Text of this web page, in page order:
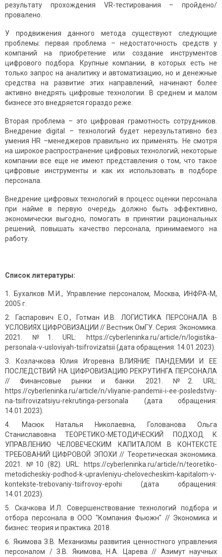
результату прохождения VR-тестирования – пройдено/
провалено.
У продвижения данного метода существуют следующие
проблемы: первая проблема – недостаточность средств у
компаний на приобретение или создание инструментов
цифрового подбора. Крупные компании, в которых есть не
только запрос на аналитику и автоматизацию, но и денежные
средства на развитие этих направлений, начинают более
активно внедрять цифровые технологии. В среднем и малом
бизнесе это внедряется гораздо реже.
Вторая проблема – это цифровая грамотность сотрудников.
Внедрение digital – технологий будет нерезультативно без
умения HR –менеджеров правильно их применять. Не смотря
на широкое распространение цифровых технологий, некоторые
компании все еще не имеют представления о том, что такое
цифровые инструменты и как их использовать в подборе
персонала.
Внедрение цифровых технологий в процесс оценки персонала
при найме в первую очередь должно быть эффективно,
экономически выгодно, помогать в принятии рациональных
решений, повышать качество персонала, принимаемого на
работу.
Список литературы:
Бухалков М.И., Управление персоналом, Москва, ИНФРА-М,
2005 г.
Гаспарович Е.О., Готман И.В. ЛОГИСТИКА ПЕРСОНАЛА В
УСЛОВИЯХ ЦИФРОВИЗАЦИИ // Вестник ОмГУ. Серия: Экономика.
2021. №1. URL: https://cyberleninka.ru/article/n/logistika-
personala-v-usloviyah-tsifrovizatsii (дата обращения: 14.01.2023).
Козлачкова Юлия Игоревна ВЛИЯНИЕ ПАНДЕМИИ И ЕЕ
ПОСЛЕДСТВИЙ НА ЦИФРОВИЗАЦИЮ РЕКРУТИНГА ПЕРСОНАЛА
// Финансовые рынки и банки. 2021. №2. URL:
https://cyberleninka.ru/article/n/vliyanie-pandemii-i-ee-posledstviy-
na-tsifrovizatsiyu-rekrutinga-personala (дата обращения:
14.01.2023).
Масюк Наталья Николаевна, Голованова Ольга
Станиславовна ТЕОРЕТИКО-МЕТОДИЧЕСКИЙ ПОДХОД К
УПРАВЛЕНИЮ ЧЕЛОВЕЧЕСКИМ КАПИТАЛОМ В КОНТЕКСТЕ
ТРЕБОВАНИЙ ЦИФРОВОЙ ЭПОХИ // Теоретическая экономика.
2021. №10 (82). URL: https://cyberleninka.ru/article/n/teoretiko-
metodicheskiy-podhod-k-upravleniyu-chelovecheskim-kapitalom-v-
kontekste-trebovaniy-tsifrovoy-epohi (дата обращения:
14.01.2023).
Скачкова И.Л. Совершенствование технологий подбора и
отбора персонала в ООО "Компания Фьюжн" // Экономика и
бизнес: теория и практика. 2018.
Якимова З.В. Механизмы развития ценностного управления
персоналом / З.В. Якимова, Н.А. Царева // Азимут научных